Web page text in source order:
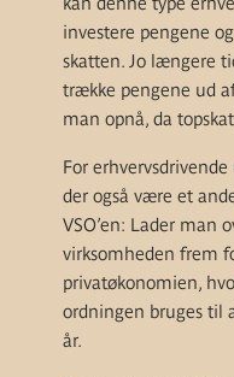
investere pengene
skatten. Jo længere
trække pengene ud
man opnå, da
For
der også være et
VSO’en: Lader man
virksomheden frem
privatøkonomien,
ordningen bruges til
år.